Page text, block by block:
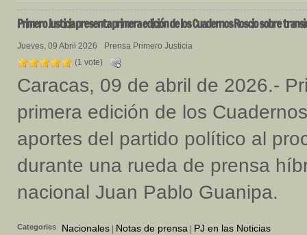
PrimeroJusticia presenta primera edición de los Cuadernos Roscio sobre
Jueves, 09 Abril 2026
Prensa Primero Justicia
(1 vote)
Caracas, 09 de abril de 2026.-
primera edición de los
aportes del partido político al
durante una rueda de prensa
nacional Juan Pablo Guanipa.
Categories Nacionales Notas de prensa PJ en las Noticias